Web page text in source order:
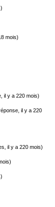
mois)
il y a 220 mois)
il y a 220
il y a 220 mois)